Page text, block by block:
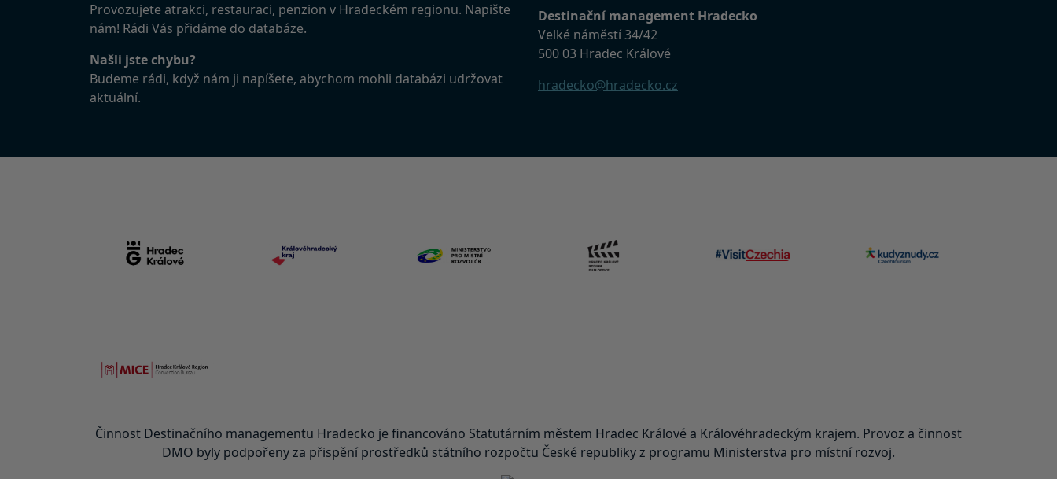
Provozujete atrakci, restauraci, penzion v Hradeckém regionu. Napište
nám! Rádi Vás přidáme do databáze.
Našli jste chybu?
Budeme rádi, když nám ji napíšete, abychom mohli databázi udržovat
aktuální.
Destinační management Hradecko
Velké náměstí 34/42
500 03 Hradec Králové
hradecko@hradecko.cz
Činnost Destinačního managementu Hradecko je financováno Statutárním městem Hradec Králové a Královéhradeckým krajem. Provoz a činnost
DMO byly podpořeny za přispění prostředků státního rozpočtu České republiky z programu Ministerstva pro místní rozvoj.